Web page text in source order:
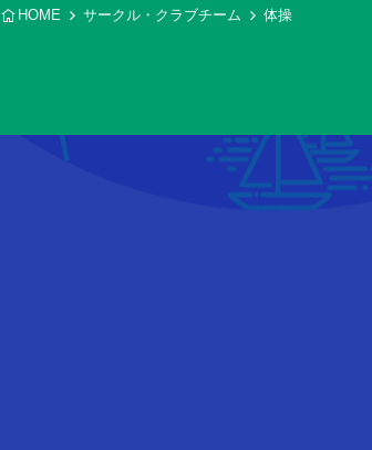
HOME サークル・クラブチーム 体操